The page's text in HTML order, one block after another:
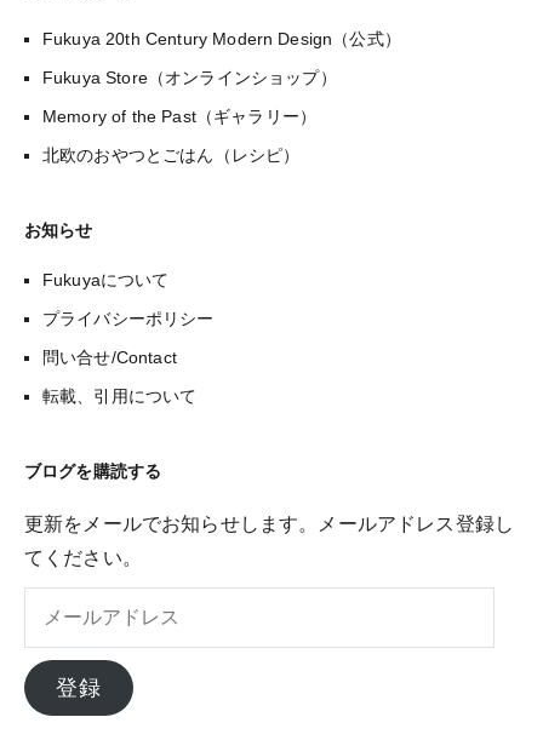
Fukuya 20th Century Modern Design（公式）
Fukuya Store（オンラインショップ）
Memory of the Past（ギャラリー）
北欧のおやつとごはん（レシピ）
お知らせ
Fukuyaについて
プライバシーポリシー
問い合せ/Contact
転載、引用について
ブログを購読する
更新をメールでお知らせします。メールアドレス登録し
てください。
ル
ア
登録